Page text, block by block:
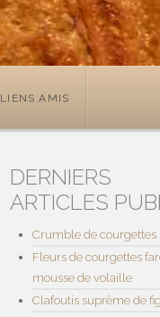
LIENS AMIS
DERNIERS
ARTICLES
Crumble de courgettes
Fleurs de courgettes
mousse de volaille
Clafoutis suprême de